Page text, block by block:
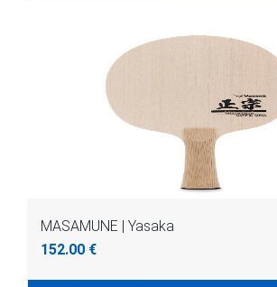
MASAMUNE | Yasaka
152.00 €